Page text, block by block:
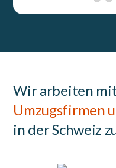
Wir arbeiten
Umzugsfirmen
in der Schweiz